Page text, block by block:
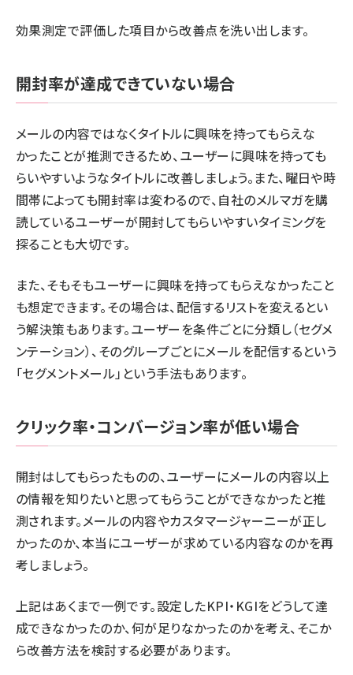
効果測定で評価した項目から改善点を洗い出します。
開封率が達成できていない場合
メールの内容ではなくタイトルに興味を持ってもらえな
かったことが推測できるため、ユーザーに興味を持っても
らいやすいようなタイトルに改善しましょう。また、曜日や時
間帯によっても開封率は変わるので、自社のメルマガを購
読しているユーザーが開封してもらいやすいタイミングを
探ることも大切です。
また、そもそもユーザーに興味を持ってもらえなかったこと
も想定できます。その場合は、配信するリストを変えるとい
う解決策もあります。ユーザーを条件ごとに分類し（セグメ
ンテーション）、そのグループごとにメールを配信するという
「セグメントメール」という手法もあります。
クリック率・コンバージョン率が低い場合
開封はしてもらったものの、ユーザーにメールの内容以上
の情報を知りたいと思ってもらうことができなかったと推
測されます。メールの内容やカスタマージャーニーが正し
かったのか、本当にユーザーが求めている内容なのかを再
考しましょう。
上記はあくまで一例です。設定したKPI・KGIをどうして達
成できなかったのか、何が足りなかったのかを考え、そこか
ら改善方法を検討する必要があります。